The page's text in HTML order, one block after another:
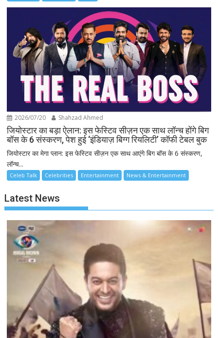
2026/07/20 Shahzad Ahmed
जियोस्टार का बड़ा ऐलान: इस फेस्टिव सीज़न एक साथ लॉन्च होंगे बिग
बॉस के 6 संस्करण, पेश हुई ‘इंडियाज़ बिग्ग रियलिटी’ कॉफी टेबल बुक
जियोस्टार का मेगा प्लान: इस फेस्टिव सीज़न एक साथ आएंगे बिग बॉस के 6 संस्करण,
लॉन्च...
Celeb Talk Celebrities Entertainment News & Entertainment
Latest News